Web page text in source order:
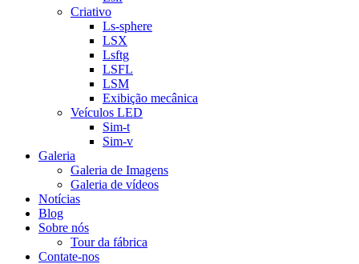
Criativo
Ls-sphere
LSX
Lsftg
LSFL
LSM
Exibição mecânica
Veículos LED
Sim-t
Sim-v
Galeria
Galeria de Imagens
Galeria de vídeos
Notícias
Blog
Sobre nós
Tour da fábrica
Contate-nos